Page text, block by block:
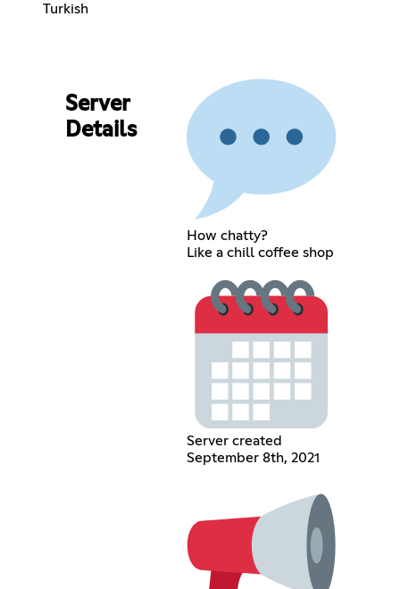
Turkish
Server
Details
How chatty?
Like a chill coffee shop
Server created
September 8th, 2021